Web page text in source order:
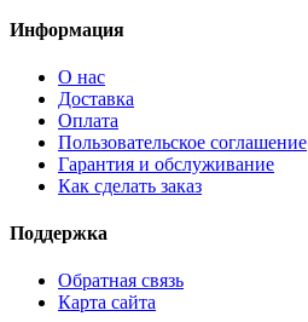
Информация
О нас
Доставка
Оплата
Пользовательское соглашение
Гарантия и обслуживание
Как сделать заказ
Поддержка
Обратная связь
Карта сайта